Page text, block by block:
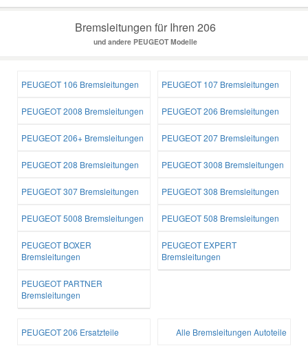
Bremsleitungen für Ihren 206
und andere PEUGEOT Modelle
PEUGEOT 106 Bremsleitungen PEUGEOT 107 Bremsleitungen
PEUGEOT 2008 Bremsleitungen PEUGEOT 206 Bremsleitungen
PEUGEOT 206+ Bremsleitungen PEUGEOT 207 Bremsleitungen
PEUGEOT 208 Bremsleitungen PEUGEOT 3008 Bremsleitungen
PEUGEOT 307 Bremsleitungen PEUGEOT 308 Bremsleitungen
PEUGEOT 5008 Bremsleitungen PEUGEOT 508 Bremsleitungen
PEUGEOT BOXER
Bremsleitungen
PEUGEOT EXPERT
Bremsleitungen
PEUGEOT PARTNER
Bremsleitungen
PEUGEOT 206 Ersatzteile Alle Bremsleitungen Autoteile